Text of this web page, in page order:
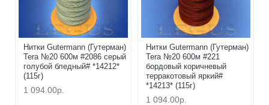
Нитки Gutermann (Гутерман)
Tera №20 600м #2086 серый
голубой бледный# *14212*
(115г)
1 094.00р.
Нитки Gutermann (Гутерман)
Tera №20 600м #221
бордовый коричневый
терракотовый яркий#
*14213* (115г)
1 094.00р.